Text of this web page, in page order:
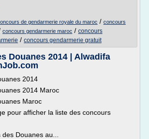
de gendarmerie royale du maroc / concours
concours gendarmerie maroc / concours
/ concours gendarmerie gratuit
Douanes 2014 | Alwadifa
2014
2014 Maroc
Maroc
pour afficher la liste des concours
Douanes au...